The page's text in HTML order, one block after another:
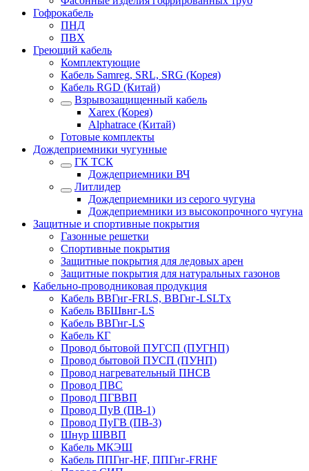
Гофрокабель
ПНД
ПВХ
Греющий кабель
Комплектующие
Кабель Samreg, SRL, SRG (Корея)
Кабель RGD (Китай)
Взрывозащищенный кабель
Xarex (Корея)
Alphatrace (Китай)
Готовые комплекты
Дождеприемники чугунные
ГК ТСК
Дождеприемники ВЧ
Литлидер
Дождеприемники из серого чугуна
Дождеприемники из высокопрочного чугуна
Защитные и спортивные покрытия
Газонные решетки
Спортивные покрытия
Защитные покрытия для ледовых арен
Защитные покрытия для натуральных газонов
Кабельно-проводниковая продукция
Кабель ВВГнг-FRLS, ВВГнг-LSLTx
Кабель ВБШвнг-LS
Кабель ВВГнг-LS
Кабель КГ
Провод бытовой ПУГСП (ПУГНП)
Провод бытовой ПУСП (ПУНП)
Провод нагревательный ПНСВ
Провод ПВС
Провод ПГВВП
Провод ПуВ (ПВ-1)
Провод ПуГВ (ПВ-3)
Шнур ШВВП
Кабель МКЭШ
Кабель ППГнг-HF, ППГнг-FRHF